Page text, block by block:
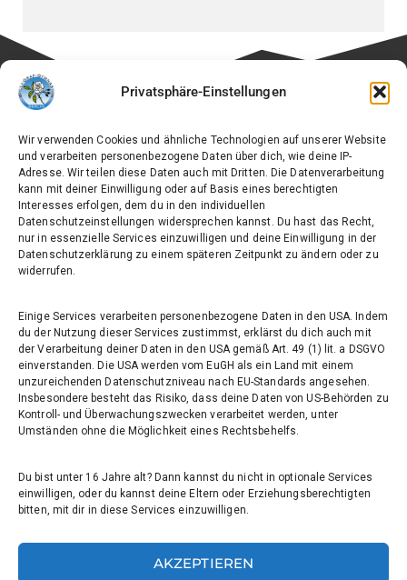
Privatsphäre-Einstellungen
Wir verwenden Cookies und ähnliche Technologien auf unserer Website
und verarbeiten personenbezogene Daten über dich, wie deine IP-
Adresse. Wir teilen diese Daten auch mit Dritten. Die Datenverarbeitung
kann mit deiner Einwilligung oder auf Basis eines berechtigten
Interesses erfolgen, dem du in den individuellen
Datenschutzeinstellungen widersprechen kannst. Du hast das Recht,
nur in essenzielle Services einzuwilligen und deine Einwilligung in der
Datenschutzerklärung zu einem späteren Zeitpunkt zu ändern oder zu
widerrufen.
Einige Services verarbeiten personenbezogene Daten in den USA. Indem
du der Nutzung dieser Services zustimmst, erklärst du dich auch mit
der Verarbeitung deiner Daten in den USA gemäß Art. 49 (1) lit. a DSGVO
einverstanden. Die USA werden vom EuGH als ein Land mit einem
unzureichenden Datenschutzniveau nach EU-Standards angesehen.
Insbesondere besteht das Risiko, dass deine Daten von US-Behörden zu
Kontroll- und Überwachungszwecken verarbeitet werden, unter
Umständen ohne die Möglichkeit eines Rechtsbehelfs.
Du bist unter 16 Jahre alt? Dann kannst du nicht in optionale Services
einwilligen, oder du kannst deine Eltern oder Erziehungsberechtigten
bitten, mit dir in diese Services einzuwilligen.
AKZEPTIEREN
🔗Verein der Freunde des Willi-Graf-Gymnasiums e.V.
Willi-Graf-Gymnasium
Ostpreußendamm 166
030 7729004
030772057999
Schul- und Rechtsträger: Land Berlin
sekretariat@willi-graf-os.de
Verantwortlicher Website: